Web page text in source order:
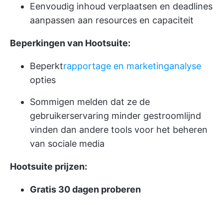
Eenvoudig inhoud verplaatsen en deadlines
aanpassen aan resources en capaciteit
Beperkingen van Hootsuite:
Beperktrapportage en marketinganalyse
opties
Sommigen melden dat ze de
gebruikerservaring minder gestroomlijnd
vinden dan andere tools voor het beheren
van sociale media
Hootsuite prijzen:
Gratis 30 dagen proberen